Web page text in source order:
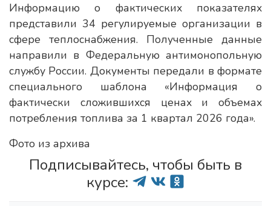
Информацию о фактических показателях
представили 34 регулируемые организации в
сфере теплоснабжения. Полученные данные
направили в Федеральную антимонопольную
службу России. Документы передали в формате
специального шаблона «Информация о
фактически сложившихся ценах и объемах
потребления топлива за 1 квартал 2026 года».
Фото из архива
Подписывайтесь, чтобы быть в
курсе: